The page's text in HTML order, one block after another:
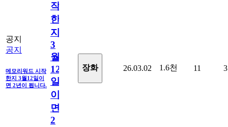
공지
공지
메모리워드 시작
한지 3월12일이
면 2년이 됩니다.
작
한
지
3
월
12
일
이
면
2
장화 26.03.02 1.6천 11 3